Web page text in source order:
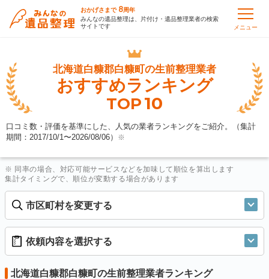
おかげさまで 8周年
みんなの遺品整理は、片付け・遺品整理業者の検索
サイトです
メニュー
北海道白糠郡白糠町の生前整理業者
おすすめランキング
TOP10
口コミ数・評価を基準にした、人気の業者ランキングをご紹介。（集計
期間：2017/10/1〜2026/08/06） ※
※ 同率の場合、対応可能サービスなどを加味して順位を算出します
集計タイミングで、順位が変動する場合があります
市区町村を変更する
依頼内容を選択する
北海道白糠郡白糠町の生前整理業者ランキング